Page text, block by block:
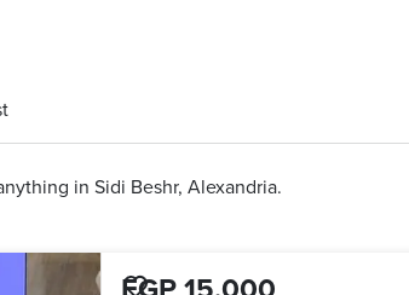
in Sidi Beshr, Alexandria.